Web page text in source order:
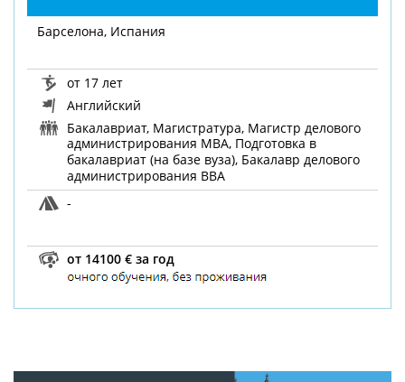
Барселона, Испания
от 17 лет
Английский
Бакалавриат, Магистратура, Магистр делового
администрирования MBA, Подготовка в
бакалавриат (на базе вуза), Бакалавр делового
администрирования BBA
-
от 14100 € за год